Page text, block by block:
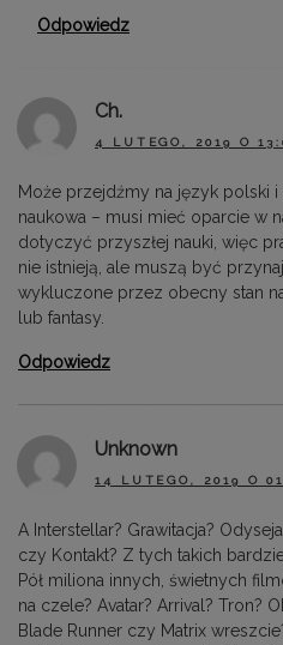
Odpowiedz
Ch.
4 LUTEGO, 2019 O
Może przejdźmy na język polski i
naukowa – musi mieć oparcie w
dotyczyć przyszłej nauki, więc
nie istnieją, ale muszą być
wykluczone przez obecny stan
lub fantasy.
Odpowiedz
Unknown
14 LUTEGO, 2019 O
A Interstellar? Grawitacja?
czy Kontakt? Z tych takich
Pół miliona innych, świetnych
na czele? Avatar? Arrival? Tron?
Blade Runner czy Matrix